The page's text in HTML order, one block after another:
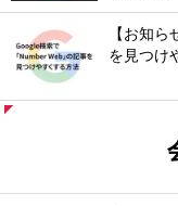
【お知
を見つけ